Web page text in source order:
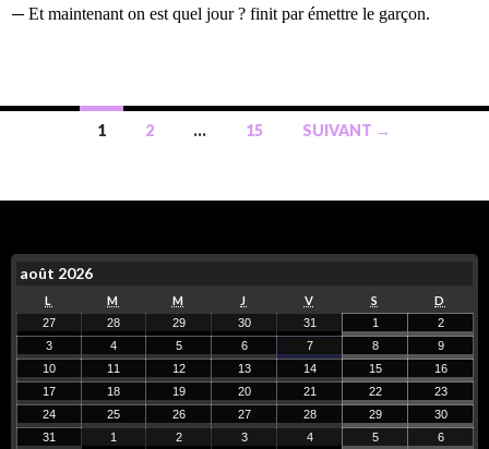
— Et maintenant on est quel jour ? finit par émettre le garçon.
1 2 … 15 SUIVANT →
août 2026
L M M J V S D
27 28 29 30 31 1
2
3
4 5 6 7 8
9
10
11 12 13 14 15
16
17
18 19 20 21 22
23
24
25 26 27 28 29
30
31
1 2 3 4 5 6